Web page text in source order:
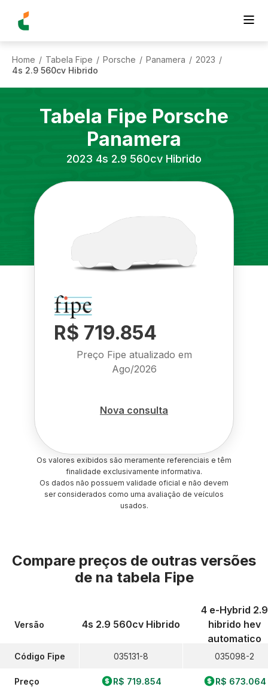
Home / Tabela Fipe / Porsche / Panamera / 2023 /
4s 2.9 560cv Hibrido
Tabela Fipe Porsche
Panamera
2023 4s 2.9 560cv Hibrido
R$ 719.854
Preço Fipe atualizado em
Ago/2026
Nova consulta
Os valores exibidos são meramente referenciais e têm
finalidade exclusivamente informativa.
Os dados não possuem validade oficial e não devem
ser considerados como uma avaliação de veículos
usados.
Compare preços de outras versões
de na tabela Fipe
Versão
Código Fipe
Preço
4s 2.9 560cv Hibrido
035131-8
R$ 719.854
4 e-Hybrid 2.9
hibrido hev
automatico
035098-2
R$ 673.064